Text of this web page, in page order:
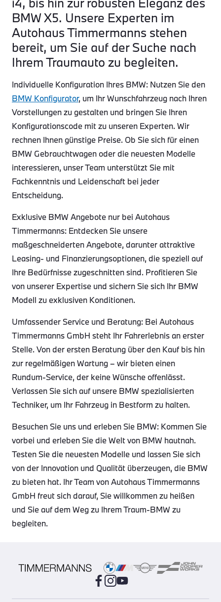
BMW X5. Unsere Experten im
Autohaus Timmermanns stehen
bereit, um Sie auf der Suche nach
Ihrem Traumauto zu begleiten.
Individuelle Konfiguration Ihres BMW: Nutzen Sie den
BMW Konfigurator, um Ihr Wunschfahrzeug nach Ihren
Vorstellungen zu gestalten und bringen Sie Ihren
Konfigurationscode mit zu unseren Experten. Wir
rechnen Ihnen günstige Preise. Ob Sie sich für einen
BMW Gebrauchtwagen oder die neuesten Modelle
interessieren, unser Team unterstützt Sie mit
Fachkenntnis und Leidenschaft bei jeder
Entscheidung.
Exklusive BMW Angebote nur bei Autohaus
Timmermanns: Entdecken Sie unsere
maßgeschneiderten Angebote, darunter attraktive
Leasing- und Finanzierungsoptionen, die speziell auf
Ihre Bedürfnisse zugeschnitten sind. Profitieren Sie
von unserer Expertise und sichern Sie sich Ihr BMW
Modell zu exklusiven Konditionen.
Umfassender Service und Beratung: Bei Autohaus
Timmermanns GmbH steht Ihr Fahrerlebnis an erster
Stelle. Von der ersten Beratung über den Kauf bis hin
zur regelmäßigen Wartung – wir bieten einen
Rundum-Service, der keine Wünsche offenlässt.
Verlassen Sie sich auf unsere BMW spezialisierten
Techniker, um Ihr Fahrzeug in Bestform zu halten.
Besuchen Sie uns und erleben Sie BMW: Kommen Sie
vorbei und erleben Sie die Welt von BMW hautnah.
Testen Sie die neuesten Modelle und lassen Sie sich
von der Innovation und Qualität überzeugen, die BMW
zu bieten hat. Ihr Team von Autohaus Timmermanns
GmbH freut sich darauf, Sie willkommen zu heißen
und Sie auf dem Weg zu Ihrem Traum-BMW zu
begleiten.